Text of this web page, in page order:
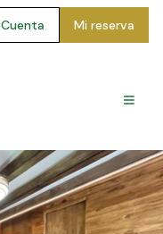
Cuenta Mi reserva